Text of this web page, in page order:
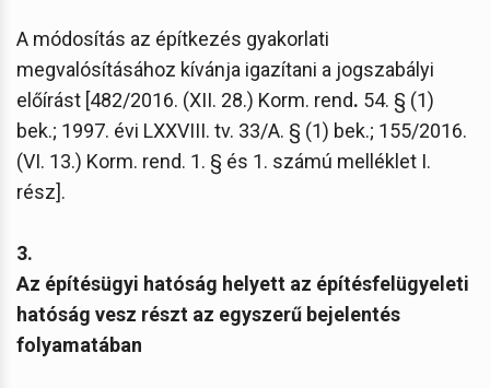
A módosítás az építkezés gyakorlati
megvalósításához kívánja igazítani a jogszabályi
előírást [482/2016. (XII. 28.) Korm. rend. 54. § (1)
bek.; 1997. évi LXXVIII. tv. 33/A. § (1) bek.; 155/2016.
(VI. 13.) Korm. rend. 1. § és 1. számú melléklet I.
rész].
3.
Az építésügyi hatóság helyett az építésfelügyeleti
hatóság vesz részt az egyszerű bejelentés
folyamatában